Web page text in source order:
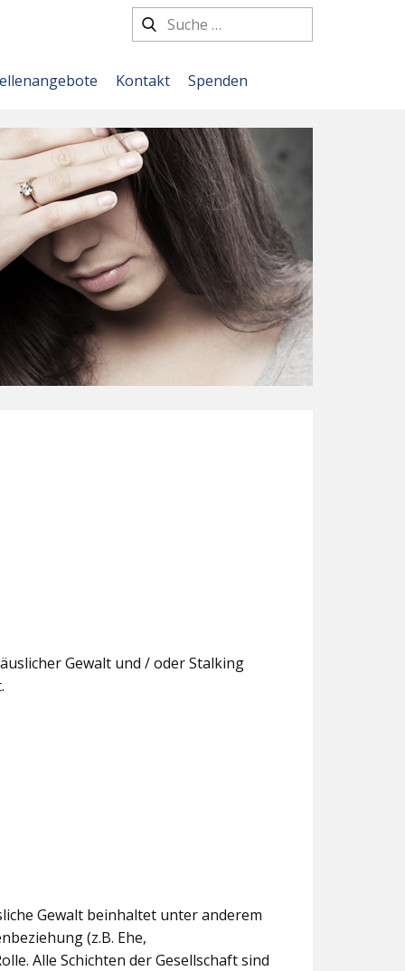
Kontakt Spenden
Gewalt und / oder Stalking
Gewalt beinhaltet unter anderem
(z.B. Ehe,
Alle Schichten der Gesellschaft sind